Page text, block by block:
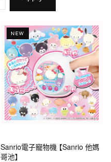
NEW
Sanrio電子寵物機 【Sanrio 他媽
哥池】